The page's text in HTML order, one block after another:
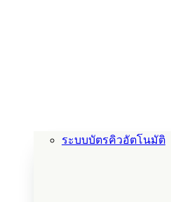
ระบบบัตรคิวอัตโนมัติ